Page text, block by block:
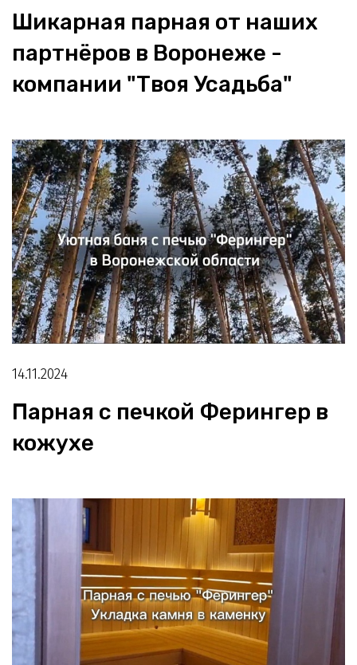
Шикарная парная от наших
партнёров в Воронеже -
компании "Твоя Усадьба"
14.11.2024
Парная с печкой Ферингер в
кожухе